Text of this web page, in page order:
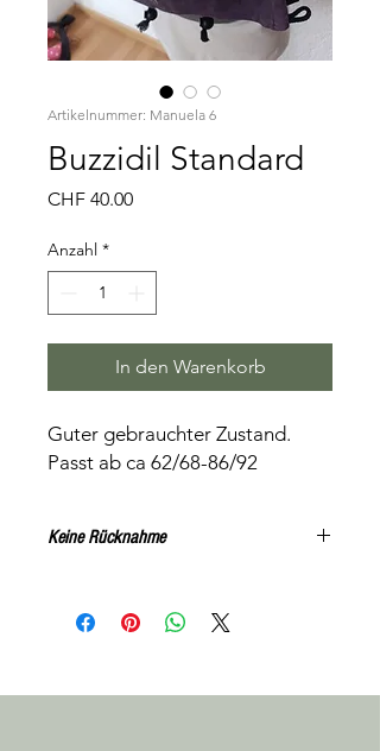
Artikelnummer: Manuela 6
Buzzidil Standard
CHF 40.00Preis
Anzahl *
In den Warenkorb
Guter gebrauchter Zustand.
Passt ab ca 62/68-86/92
Keine Rücknahme
Vereinbarung in Niederbipp getestet
werden